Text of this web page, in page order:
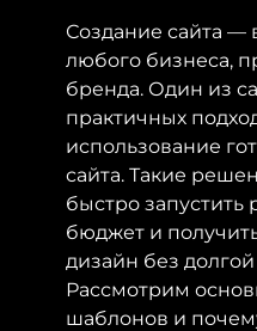
Создание сайта —
любого бизнеса,
бренда. Один из
практичных
использование
сайта. Такие
быстро запустить
бюджет и
дизайн без
Рассмотрим
шаблонов и